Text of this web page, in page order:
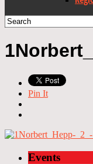
Pin It
Events